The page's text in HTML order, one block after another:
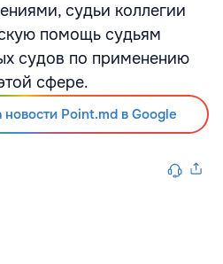
судьи коллегии
помощь судьям
судов по применению
сфере.
Point.md в Google